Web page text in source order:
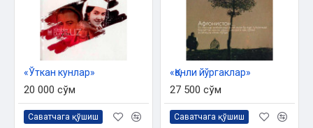
«Ўткан кунлар»‎
20 000 сўм
Саватчага қўшиш
«Қонли йўргаклар»
27 500 сўм
Саватчага қўшиш